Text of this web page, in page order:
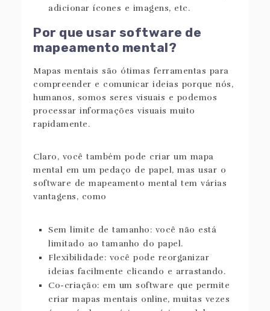
adicionar ícones e imagens, etc.
Por que usar software de
mapeamento mental?
Mapas mentais são ótimas ferramentas para
compreender e comunicar ideias porque nós,
humanos, somos seres visuais e podemos
processar informações visuais muito
rapidamente.
Claro, você também pode criar um mapa
mental em um pedaço de papel, mas usar o
software de mapeamento mental tem várias
vantagens, como
Sem limite de tamanho: você não está
limitado ao tamanho do papel.
Flexibilidade: você pode reorganizar
ideias facilmente clicando e arrastando.
Co-criação: em um software que permite
criar mapas mentais online, muitas vezes